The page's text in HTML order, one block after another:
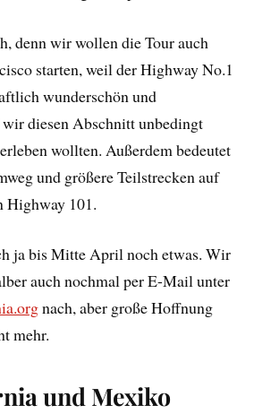
denn wir wollen die Tour auch
starten, weil der Highway No.1
wunderschön und
diesen Abschnitt unbedingt
wollten. Außerdem bedeutet
und größere Teilstrecken auf
Highway 101.
ja bis Mitte April noch etwas. Wir
auch nochmal per E-Mail unter
nach, aber große Hoffnung
mehr.
und Mexiko